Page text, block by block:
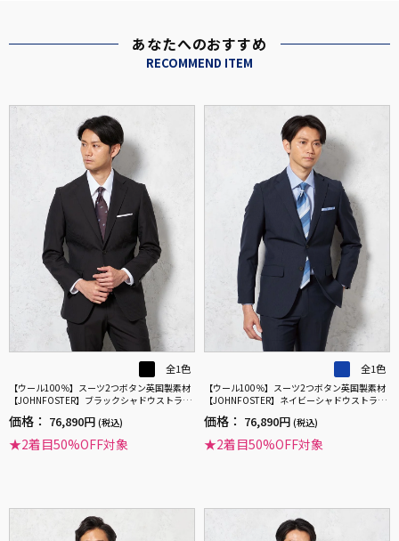
あなたへのおすすめ
RECOMMEND ITEM
全1色
【ウール100％】スーツ2つボタン英国製素材
【JOHNFOSTER】ブラックシャドウストライ
価格： 76,890円 (税込)
★2着目50%OFF対象
全1色
【ウール100％】スーツ2つボタン英国製素材
【JOHNFOSTER】ネイビーシャドウストライ
価格： 76,890円 (税込)
★2着目50%OFF対象